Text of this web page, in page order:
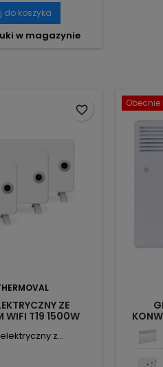
do koszyka
w magazynie
ZE
WIFI T19 1500W
z...
favorite_border